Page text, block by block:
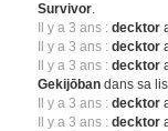
Survivor.
Il y a 3 ans : decktor
Il y a 3 ans : decktor
Il y a 3 ans : decktor
Gekijōban dans sa
Il y a 3 ans : decktor
Il y a 3 ans : decktor